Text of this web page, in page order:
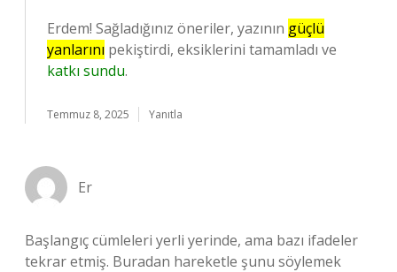
Erdem! Sağladığınız öneriler, yazının güçlü
yanlarını pekiştirdi, eksiklerini tamamladı ve
katkı sundu.
Temmuz 8, 2025 Yanıtla
Er
Başlangıç cümleleri yerli yerinde, ama bazı ifadeler
tekrar etmiş. Buradan hareketle şunu söylemek